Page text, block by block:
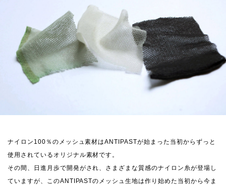
ナイロン100％のメッシュ素材はANTIPASTが始まった当初からずっと
使用されているオリジナル素材です。
その間、日進月歩で開発がされ、さまざまな質感のナイロン糸が登場し
ていますが、このANTIPASTのメッシュ生地は作り始めた当初から今ま